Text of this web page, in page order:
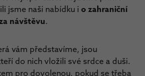
jsme naši nabídku i o zahraniční
návštěvu.
vám představíme, jsou
do nich vložili své srdce a duši.
pro dovolenou, pokud se třeba